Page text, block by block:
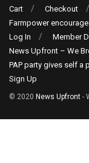
Cart Checkout
Farmpower
Log In
Member
News Upfront – We
PAP party gives self a
Sign Up
© 2020 News Upfront -